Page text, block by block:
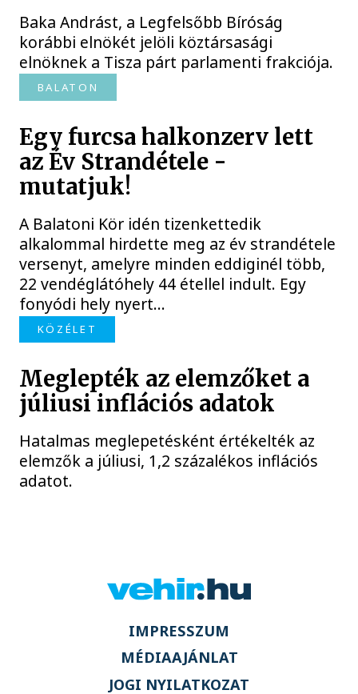
Baka Andrást, a Legfelsőbb Bíróság
korábbi elnökét jelöli köztársasági
elnöknek a Tisza párt parlamenti frakciója.
BALATON
Egy furcsa halkonzerv lett
az Év Strandétele -
mutatjuk!
A Balatoni Kör idén tizenkettedik
alkalommal hirdette meg az év strandétele
versenyt, amelyre minden eddiginél több,
22 vendéglátóhely 44 étellel indult. Egy
fonyódi hely nyert...
KÖZÉLET
Meglepték az elemzőket a
júliusi inflációs adatok
Hatalmas meglepetésként értékelték az
elemzők a júliusi, 1,2 százalékos inflációs
adatot.
IMPRESSZUM
MÉDIAAJÁNLAT
JOGI NYILATKOZAT